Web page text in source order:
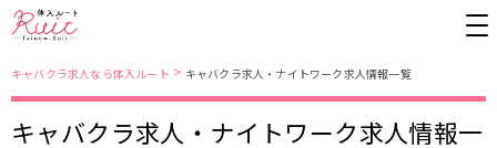
キャバクラ求人なら体入ルート > キャバクラ求人・ナイトワーク求人情報一覧
キャバクラ求人・ナイトワーク求人情報一